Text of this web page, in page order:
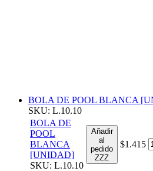
BOLA DE POOL BLANCA
SKU: L.10.10
BOLA DE
POOL
BLANCA
[UNIDAD]
SKU: L.10.10
Añadir
al
pedido
ZZZ
$1.415